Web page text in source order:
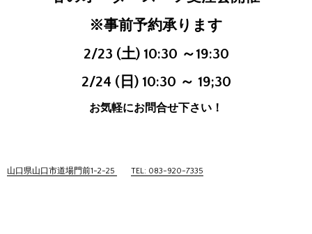
※事前予約承ります
2/23 (土) 10:30 ～19:30
2/24 (日) 10:30 ～ 19;30
お気軽にお問合せ下さい！
山口県山口市道場門前1-2-25 TEL: 083-920-7335